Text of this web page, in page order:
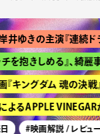
ゆきの主演『連続
抱きしめる』、綺麗
ングダム 魂の決戦
るAPPLE VINEGAR
#映画解説 / レビュー